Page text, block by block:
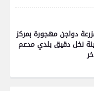
دواجن مهجورة بمركز
نخل دقيق بلدي مدعم